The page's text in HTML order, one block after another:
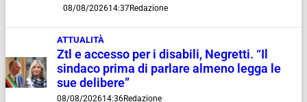
08/08/202614:37Redazione
ATTUALITÀ
Ztl e accesso per i disabili, Negretti. “Il
sindaco prima di parlare almeno legga le
sue delibere”
08/08/202614:36Redazione